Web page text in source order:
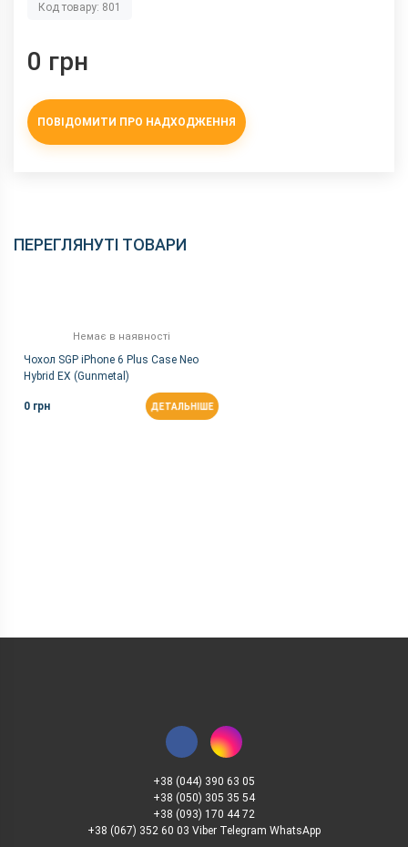
Код товару: 801
0 грн
ПОВІДОМИТИ ПРО НАДХОДЖЕННЯ
ПЕРЕГЛЯНУТІ ТОВАРИ
Немає в наявності
Чохол SGP iPhone 6 Plus Case Neo
Hybrid EX (Gunmetal)
0 грн ДЕТАЛЬНІШЕ
+38 (044) 390 63 05
+38 (050) 305 35 54
+38 (093) 170 44 72
+38 (067) 352 60 03 Viber Telegram WhatsApp